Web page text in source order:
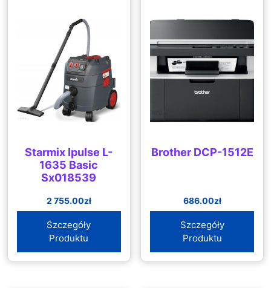
Starmix Ipulse L-
1635 Basic
Sx018539
2 755.00zł
Szczegóły
Produktu
Brother DCP-1512E
686.00zł
Szczegóły
Produktu